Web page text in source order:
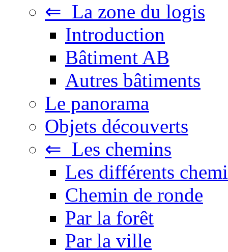
⇐ La zone du logis
Introduction
Bâtiment AB
Autres bâtiments
Le panorama
Objets découverts
⇐ Les chemins
Les différents
Chemin de ronde
Par la forêt
Par la ville